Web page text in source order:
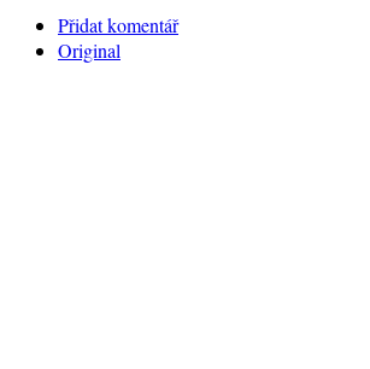
Přidat komentář
Original